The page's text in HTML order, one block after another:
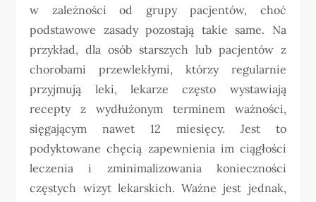
w zależności od grupy pacjentów, choć
podstawowe zasady pozostają takie same. Na
przykład, dla osób starszych lub pacjentów z
chorobami przewlekłymi, którzy regularnie
przyjmują leki, lekarze często wystawiają
recepty z wydłużonym terminem ważności,
sięgającym nawet 12 miesięcy. Jest to
podyktowane chęcią zapewnienia im ciągłości
leczenia i zminimalizowania konieczności
częstych wizyt lekarskich. Ważne jest jednak,